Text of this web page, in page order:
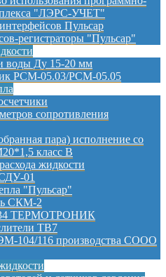
"ЛЭРС-УЧЕТ"
Пульсар
регистраторы "Пульсар"
воды Ду 15-20 мм
РСМ-05.03/РСМ-05.05
сопротивления
пара) исполнение со
класс B
жидкости
01
"Пульсар"
СКМ-2
ТЕРМОТРОНИК
ТВ7
104/116 производства СООО